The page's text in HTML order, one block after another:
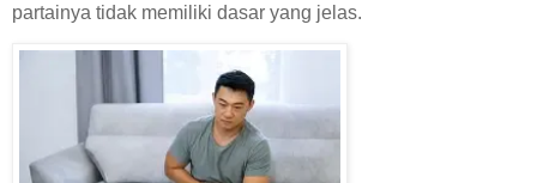
partainya tidak memiliki dasar yang jelas.